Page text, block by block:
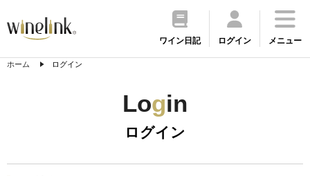
ワイン日記 ログイン メニュー
ホーム ログイン
Login
ログイン